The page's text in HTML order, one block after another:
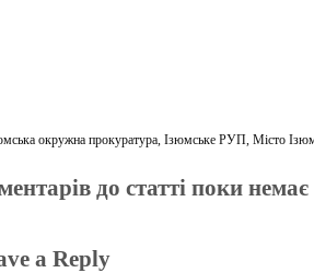
окружна прокуратура ,Ізюмське РУП ,Місто
до статті поки немає
a Reply